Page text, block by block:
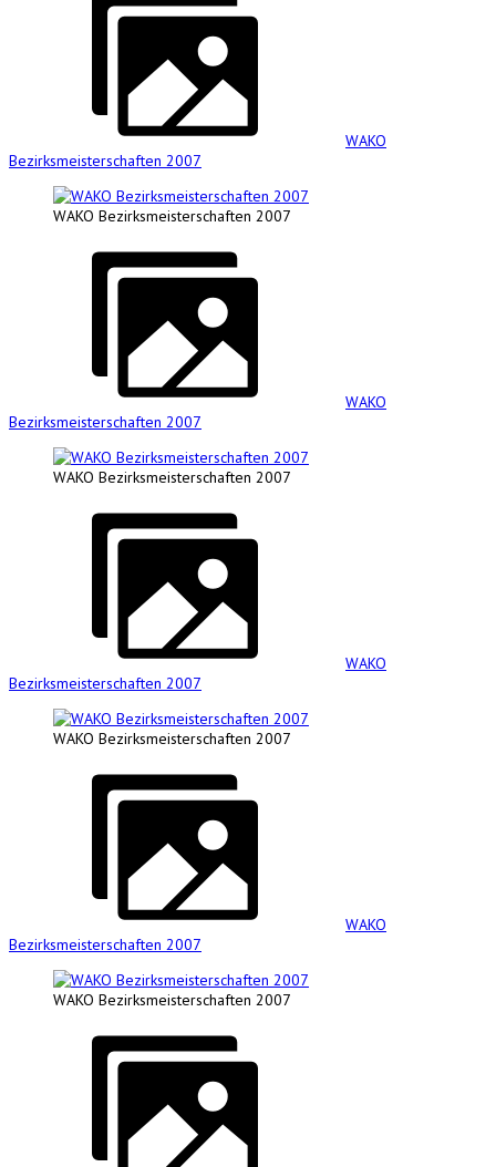
WAKO
Bezirksmeisterschaften 2007
WAKO Bezirksmeisterschaften 2007
WAKO
Bezirksmeisterschaften 2007
WAKO Bezirksmeisterschaften 2007
WAKO
Bezirksmeisterschaften 2007
WAKO Bezirksmeisterschaften 2007
WAKO
Bezirksmeisterschaften 2007
WAKO Bezirksmeisterschaften 2007